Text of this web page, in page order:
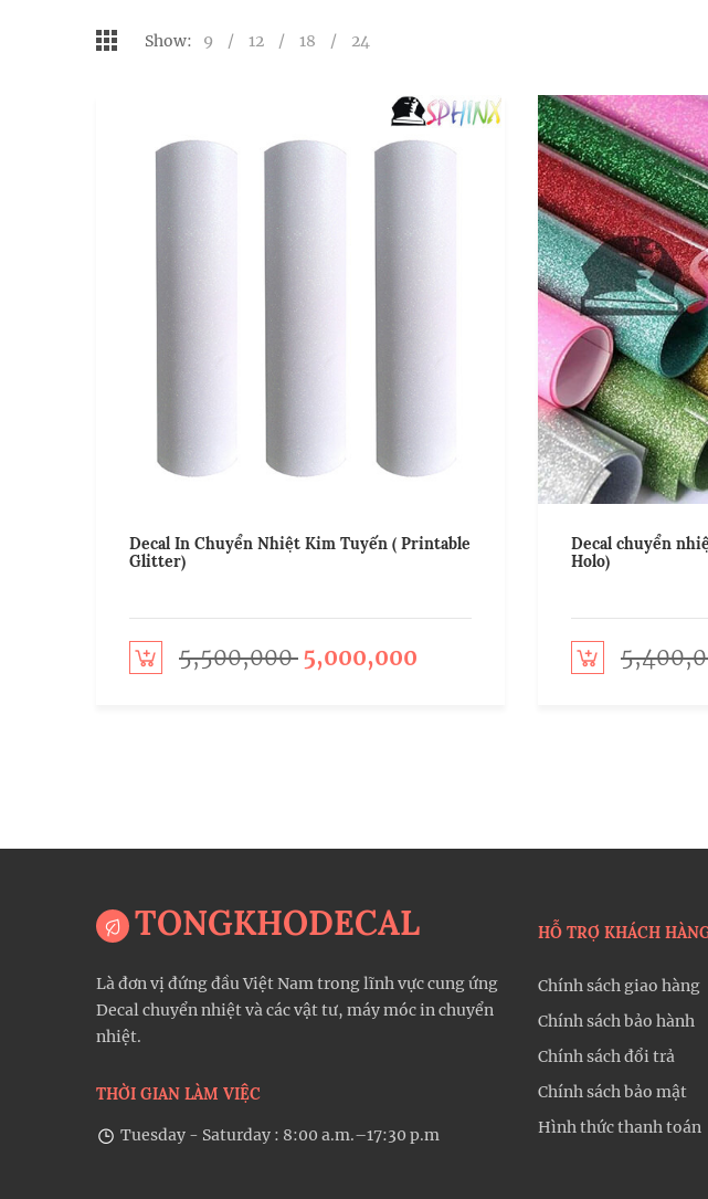
Show: 9 12 18 24
Decal In Chuyển Nhiệt Kim Tuyến ( Printable
Glitter)
Add to cart 5,500,000 5,000,000
Decal chuyển
Holo)
Add to cart
TONGKHODECAL
Là đơn vị đứng đầu Việt Nam trong lĩnh vực cung ứng
Decal chuyển nhiệt và các vật tư, máy móc in chuyển
nhiệt.
THỜI GIAN LÀM VIỆC
Tuesday - Saturday : 8:00 a.m.–17:30 p.m
HỖ TRỢ KHÁCH
Chính sách giao hàng
Chính sách bảo hành
Chính sách đổi trả
Chính sách bảo mật
Hình thức thanh toán